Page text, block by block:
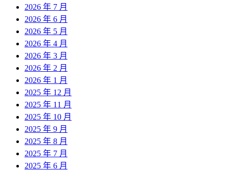
2026 年 7 月
2026 年 6 月
2026 年 5 月
2026 年 4 月
2026 年 3 月
2026 年 2 月
2026 年 1 月
2025 年 12 月
2025 年 11 月
2025 年 10 月
2025 年 9 月
2025 年 8 月
2025 年 7 月
2025 年 6 月